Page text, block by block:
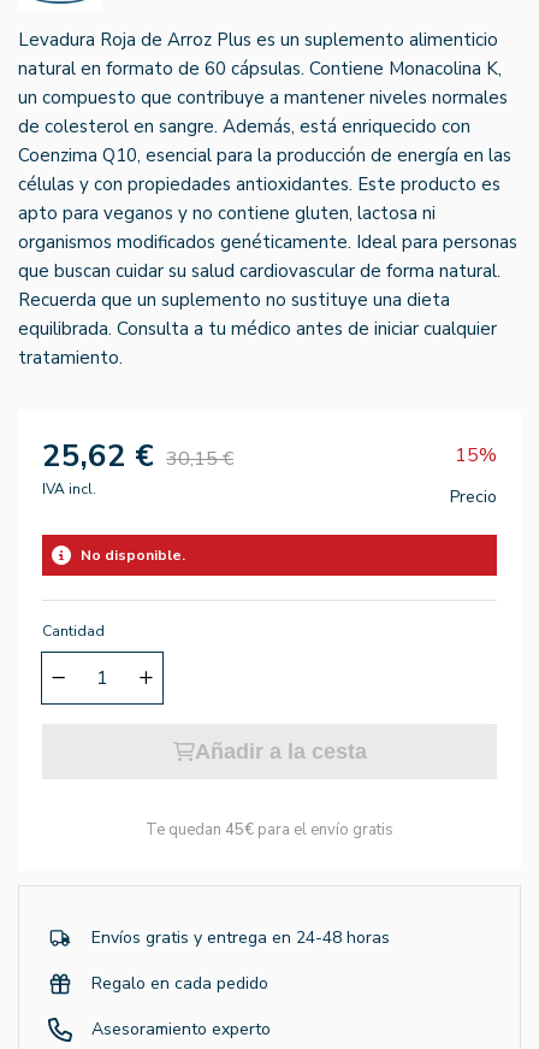
Levadura Roja de Arroz Plus es un suplemento alimenticio
natural en formato de 60 cápsulas. Contiene Monacolina K,
un compuesto que contribuye a mantener niveles normales
de colesterol en sangre. Además, está enriquecido con
Coenzima Q10, esencial para la producción de energía en las
células y con propiedades antioxidantes. Este producto es
apto para veganos y no contiene gluten, lactosa ni
organismos modificados genéticamente. Ideal para personas
que buscan cuidar su salud cardiovascular de forma natural.
Recuerda que un suplemento no sustituye una dieta
equilibrada. Consulta a tu médico antes de iniciar cualquier
tratamiento.
25,62 € 30,15 € 15%
IVA incl. Precio
No disponible.
Cantidad
Añadir a la cesta
Te quedan 45€ para el envío gratis
Envíos gratis y entrega en 24-48 horas
Regalo en cada pedido
Asesoramiento experto